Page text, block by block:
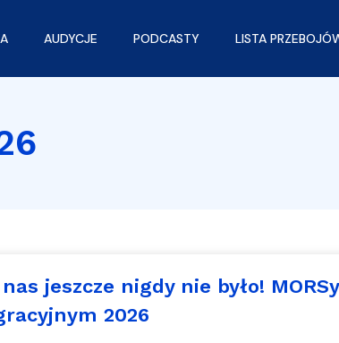
AUDYCJE PODCASTY LISTA
jeszcze nigdy nie było!
2026